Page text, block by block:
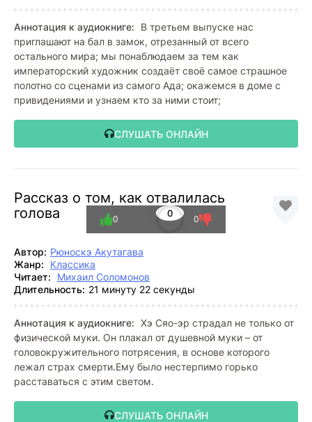
Аннотация к аудиокниге:
В третьем выпуске нас
приглашают на бал в замок, отрезанный от всего
остального мира; мы понаблюдаем за тем как
императорский художник создаёт своё самое страшное
полотно со сценами из самого Ада; окажемся в доме с
привидениями и узнаем кто за ними стоит;
СЛУШАТЬ ОНЛАЙН
Рассказ о том, как отвалилась
голова
0
0 0
Автор: Рюноскэ Акутагава
Жанр:
Классика
Читает:
Михаил Соломонов
Длительность: 21 минуту 22 секунды
Аннотация к аудиокниге: Хэ Сяо-эр страдал не только от
физической муки. Он плакал от душевной муки – от
головокружительного потрясения, в основе которого
лежал страх смерти.Ему было нестерпимо горько
расставаться с этим светом.
СЛУШАТЬ ОНЛАЙН